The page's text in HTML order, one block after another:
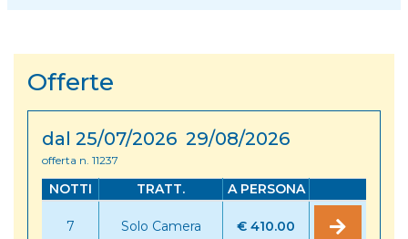
Offerte
dal 25/07/2026 29/08/2026
offerta n. 11237
NOTTI TRATT. A PERSONA
7 Solo Camera € 410.00